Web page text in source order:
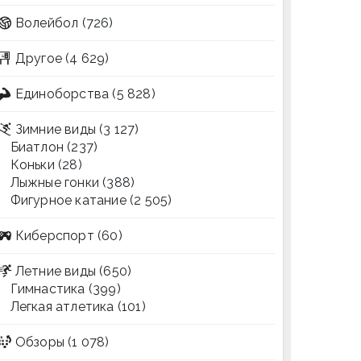
Волейбол (726)
Другое (4 629)
Единоборства (5 828)
Зимние виды (3 127)
Биатлон (237)
Коньки (28)
Лыжные гонки (388)
Фигурное катание(2 505)
Киберспорт (60)
Летние виды (650)
Гимнастика (399)
Легкая атлетика (101)
Обзоры (1 078)